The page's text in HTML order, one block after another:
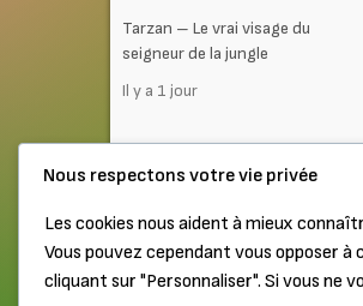
Tarzan – Le vrai visage du
seigneur de la jungle
Il y a 1 jour
Haut de page Mentions
Nous respectons votre vie privée
Les cookies nous aident à mieux
Vous pouvez cependant vous opposer
cliquant sur "Personnaliser". Si vous ne